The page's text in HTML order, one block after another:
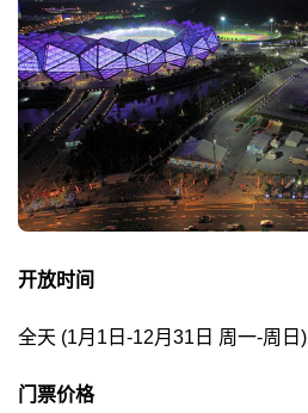
开放时间
全天 (1月1日-12月31日 周一-周日)
门票价格